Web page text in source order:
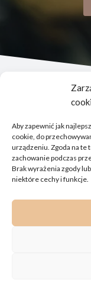
Aby zapewnić jak
cookie, do
urządzeniu. Zgoda na te
zachowanie podczas
Brak wyrażenia zgody
niektóre cechy i funkcje.
Bon